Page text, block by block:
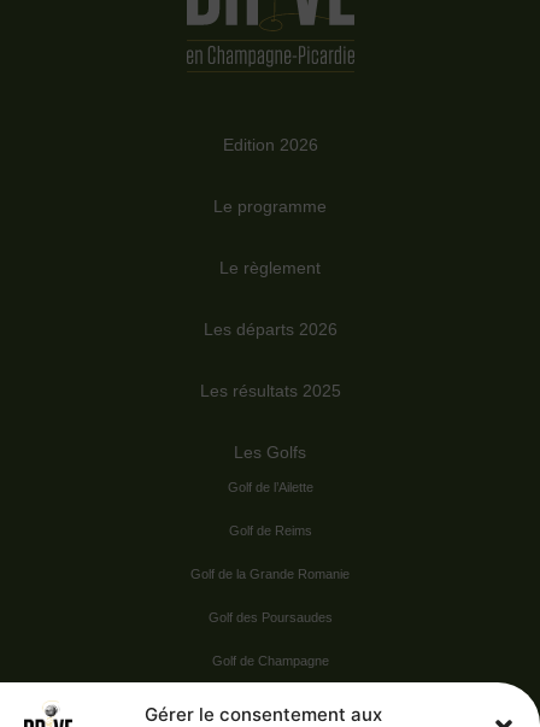
Gérer le consentement aux
Edition 2026
Le programme
Le règlement
Les départs 2026
Les résultats 2025
Les Golfs
Golf de l’Ailette
Golf de Reims
Golf de la Grande Romanie
Golf des Poursaudes
Golf de Champagne